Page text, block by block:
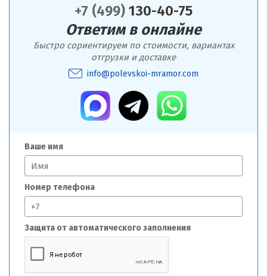
+7 (499) 130-40-75
Ответим в онлайне
Быстро сориентируем по стоимости, вариантах
отгрузки и доставке
info@polevskoi-mramor.com
Ваше имя
Номер телефона
Защита от автоматического заполнения